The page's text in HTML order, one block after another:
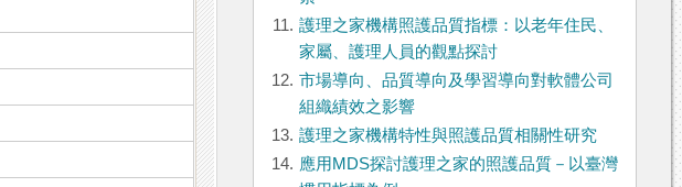
11. 護理之家機構照護品質指標：以老年住民、
家屬、護理人員的觀點探討
12. 市場導向、品質導向及學習導向對軟體公司
組織績效之影響
13. 護理之家機構特性與照護品質相關性研究
14. 應用MDS探討護理之家的照護品質－以臺灣